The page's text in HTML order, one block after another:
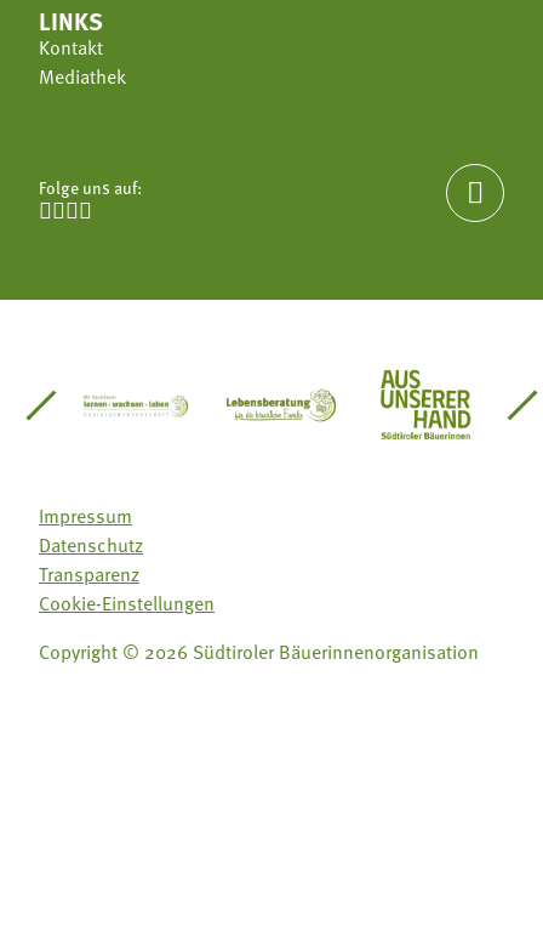
LINKS
Kontakt
Mediathek
Folge uns auf:


Südtirol
Gärtnervereinigung
Sozialgenossenschaft Mit Bäuerinnen lernen -
Lebensberatung für dieAus unserer
Impressum
Datenschutz
Transparenz
Cookie-Einstellungen
Copyright © 2026 Südtiroler Bäuerinnenorganisation